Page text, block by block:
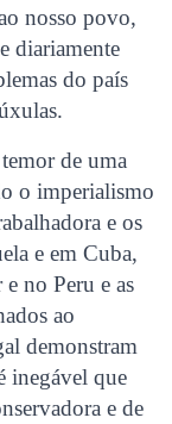
nosso povo,
diariamente
do país
de uma
o imperialismo
e os
e em Cuba,
no Peru e as
ao
demonstram
inegável que
e de